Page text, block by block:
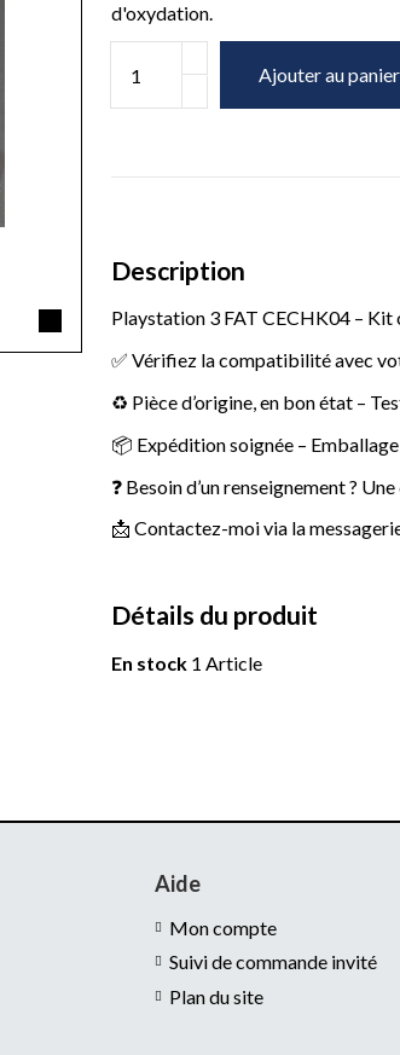
d'oxydation.
Ajouter au panier
Description
Playstation 3 FAT CECHK04 –
✅ Vérifiez la compatibilité avec
♻️ Pièce d’origine, en bon état –
📦 Expédition soignée –
❓ Besoin d’un renseignement ?
📩 Contactez-moi via la
Détails du produit
En stock 1 Article
Aide
Mon compte
Suivi de commande invité
Plan du site